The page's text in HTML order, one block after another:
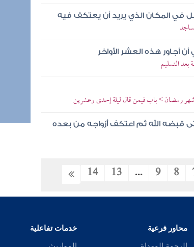
في المكان الذي يريد أن يعتكف فيه
أجاور هذه العشر الأواخر
التسليم
رمضان > باب فيمن قال ليلة إحدى وعشرين
قبضه الله ثم اعتكف أزواجه من بعده
8
9
...
13
14
محاور فرعية خدمات تفاعلية